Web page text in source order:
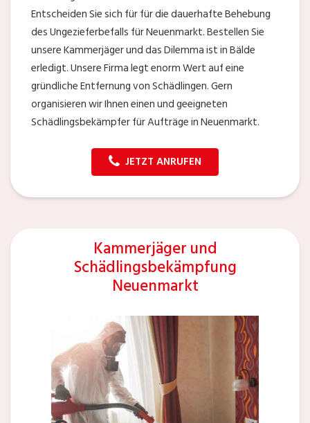
Entscheiden Sie sich für für die dauerhafte Behebung
des Ungezieferbefalls für Neuenmarkt. Bestellen Sie
unsere Kammerjäger und das Dilemma ist in Bälde
erledigt. Unsere Firma legt enorm Wert auf eine
gründliche Entfernung von Schädlingen. Gern
organisieren wir Ihnen einen und geeigneten
Schädlingsbekämpfer für Aufträge in Neuenmarkt.
JETZT ANRUFEN
Kammerjäger und
Schädlingsbekämpfung
Neuenmarkt